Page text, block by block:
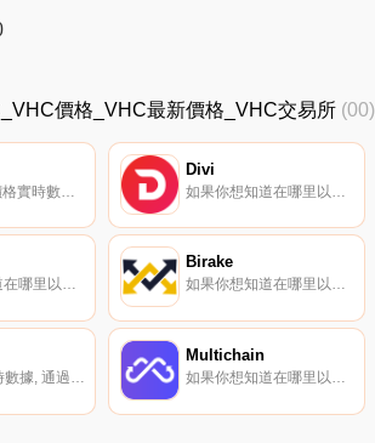
價格_VHC最新價格_VHC交易所 (00)
DOGEAPE價格實時數據, DogeApe是新Dogechain區塊鏈上的Dogechaintoken。它對每筆交易征收10%的稅。2%的稅款以鼓勵持有的形式轉回錢包持有者。DogeApe是一個完全去中心化的社區項目,啟動時沒有團隊分配.
Divi
如果你想知道在哪里以當前價格購買Axe,目前交易{Axe]股票的頂級加密貨幣交易所是FreiExchange。您可以在我們的加密貨幣交易所頁面上找到其他列表。AXE將自己描述為一個更分散的達世幣版本,沒有開發者密鑰或開發者費用.
Birake
如果你想知道在哪里以當前價格購買Birake,目前交易{Birake]股票的頂級加密貨幣交易所是BirakeNetwork和StakeCube。您可以在我們的加密貨幣交易所頁面上找到其他列表。Birake（BIR）是一種加密貨幣。用戶可以通過挖掘過程生成BIR.
AEN價格實時數據, 通過使用去中心化金融來完全托管、創建和安全的網絡環境,可以創建一種新形式的網絡基礎設施,解決現代互聯網中的大元數據問題。一個單獨的web3錢包,能夠連接到無數web2服務的接口。Altera協議開發了一種技術,希望有助于結束一段不安全和侵犯隱私的時期.
Multichain
如果你想知道在哪里以當前價格購買Multichain,目前交易{Multichain]股票的頂級加密貨幣交易所是Binance、BTCEX、Bitrue、Bitget和Hotcoin Global。您可以在我們的加密貨幣交易所頁面上找到其他列表.